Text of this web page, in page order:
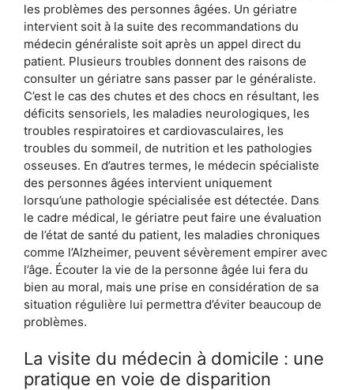
les problèmes des personnes âgées. Un gériatre
intervient soit à la suite des recommandations du
médecin généraliste soit après un appel direct du
patient. Plusieurs troubles donnent des raisons de
consulter un gériatre sans passer par le généraliste.
C’est le cas des chutes et des chocs en résultant, les
déficits sensoriels, les maladies neurologiques, les
troubles respiratoires et cardiovasculaires, les
troubles du sommeil, de nutrition et les pathologies
osseuses. En d’autres termes, le médecin spécialiste
des personnes âgées intervient uniquement
lorsqu’une pathologie spécialisée est détectée. Dans
le cadre médical, le gériatre peut faire une évaluation
de l’état de santé du patient, les maladies chroniques
comme l’Alzheimer, peuvent sévèrement empirer avec
l’âge. Écouter la vie de la personne âgée lui fera du
bien au moral, mais une prise en considération de sa
situation régulière lui permettra d’éviter beaucoup de
problèmes.
La visite du médecin à domicile : une
pratique en voie de disparition